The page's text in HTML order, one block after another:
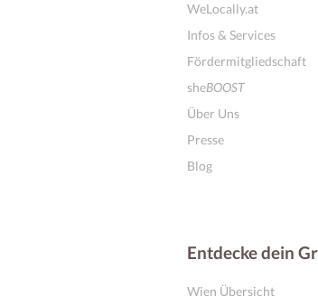
WeLocally.at
Infos & Services
Fördermitgliedschaft
sheBOOST
Über Uns
Presse
Blog
Entdecke dein
Wien Übersicht